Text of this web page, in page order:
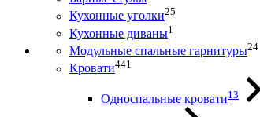
Кухонные уголки25
Кухонные диваны1
Модульные спальные гарнитуры24
Кровати441
Односпальные кровати13